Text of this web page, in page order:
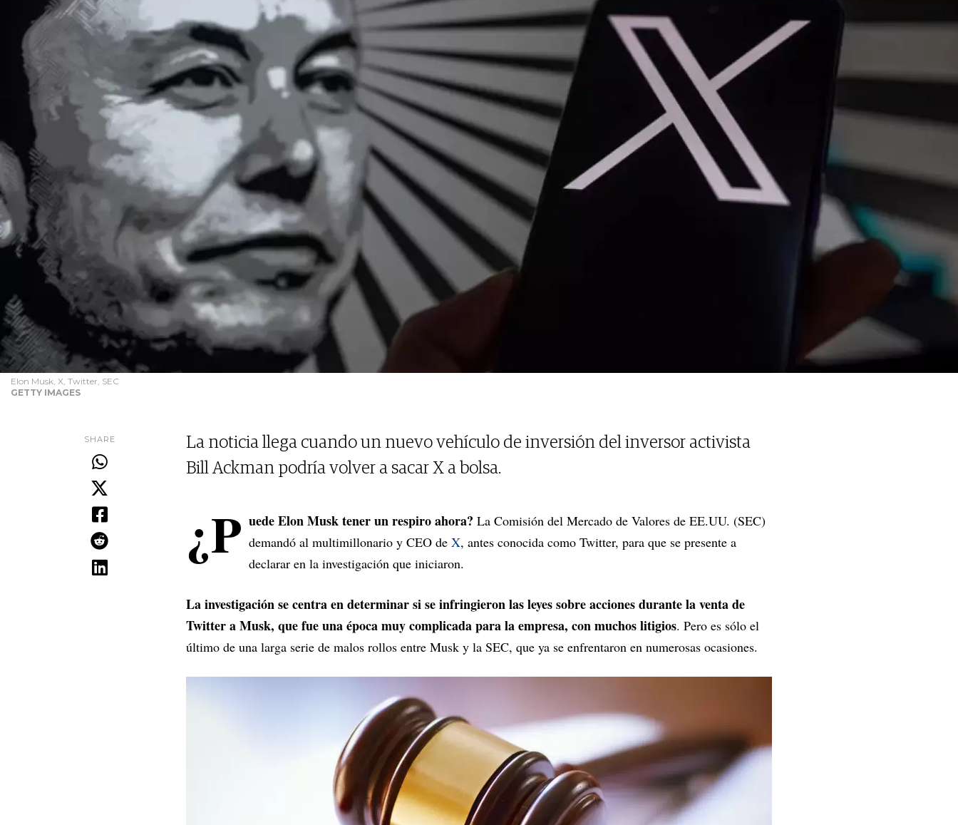
Elon Musk, X, Twitter, SEC
GETTY IMAGES
SHARE
La noticia llega cuando un nuevo vehículo de inversión del inversor activista
Bill Ackman podría volver a sacar X a bolsa.
¿P uede Elon Musk tener un respiro ahora? La Comisión del Mercado de Valores de EE.UU. (SEC)
demandó al multimillonario y CEO de X, antes conocida como Twitter, para que se presente a
declarar en la investigación que iniciaron.
La investigación se centra en determinar si se infringieron las leyes sobre acciones durante la venta de
Twitter a Musk, que fue una época muy complicada para la empresa, con muchos litigios. Pero es sólo el
último de una larga serie de malos rollos entre Musk y la SEC, que ya se enfrentaron en numerosas ocasiones.